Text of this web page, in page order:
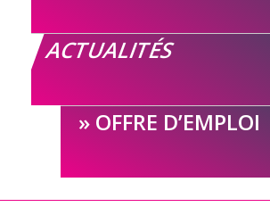
ACTUALITÉS
OFFRE D’EMPLOI